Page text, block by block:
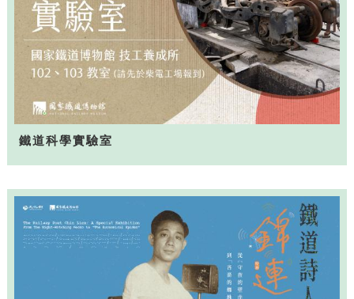
鐵道科學實驗室